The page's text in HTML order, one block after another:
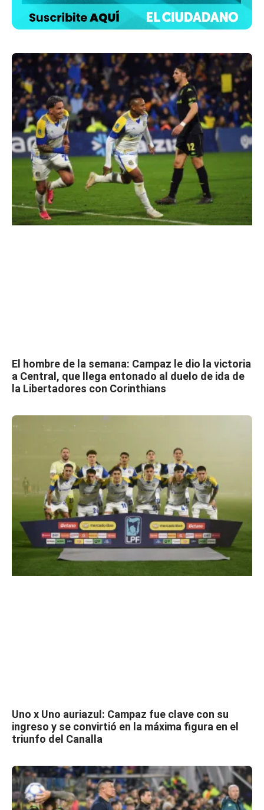
El hombre de la semana: Campaz le dio la victoria
a Central, que llega entonado al duelo de ida de
la Libertadores con Corinthians
Uno x Uno auriazul: Campaz fue clave con su
ingreso y se convirtió en la máxima figura en el
triunfo del Canalla